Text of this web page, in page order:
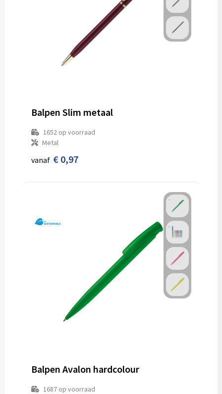
Balpen Slim metaal
1652op voorraad
Metal
vanaf € 0,97
Balpen Avalon hardcolour
1687op voorraad